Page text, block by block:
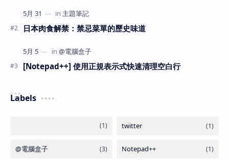
日本肉食解禁：禁忌菜單的歷史味道
[Notepad++] 使用正規表示式快速清理空白行
Labels